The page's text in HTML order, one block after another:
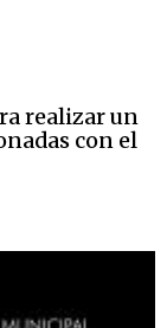
realizar un
con el